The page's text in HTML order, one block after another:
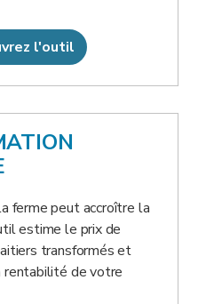
l'outil
ferme peut accroître la
estime le prix de
transformés et
rentabilité de votre